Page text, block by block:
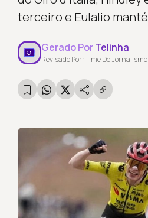
terceiro e Eulalio
Gerado PorTelinha
Revisado Por: Time De